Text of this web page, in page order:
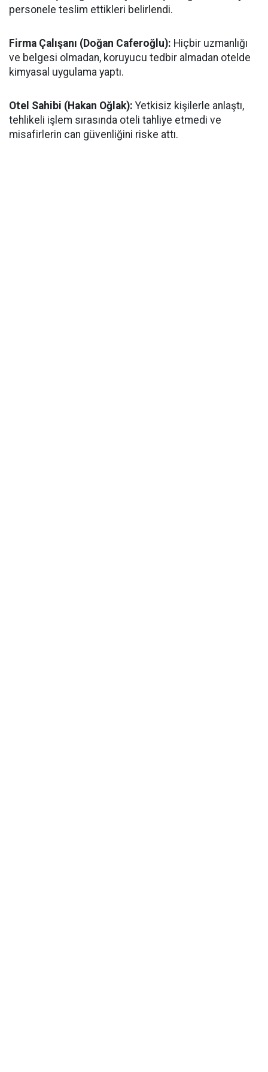
personele teslim ettikleri belirlendi.
​Firma Çalışanı (Doğan Caferoğlu): Hiçbir uzmanlığı
ve belgesi olmadan, koruyucu tedbir almadan otelde
kimyasal uygulama yaptı.
Otel Sahibi (Hakan Oğlak): Yetkisiz kişilerle anlaştı,
tehlikeli işlem sırasında oteli tahliye etmedi ve
misafirlerin can güvenliğini riske attı.